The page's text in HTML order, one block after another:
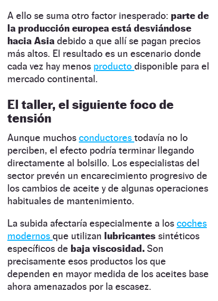
A ello se suma otro factor inesperado: parte de
la producción europea está desviándose
hacia Asia debido a que allí se pagan precios
más altos. El resultado es un escenario donde
cada vez hay menos producto disponible para el
mercado continental.
El taller, el siguiente foco de
tensión
Aunque muchos conductores todavía no lo
perciben, el efecto podría terminar llegando
directamente al bolsillo. Los especialistas del
sector prevén un encarecimiento progresivo de
los cambios de aceite y de algunas operaciones
habituales de mantenimiento.
La subida afectaría especialmente a los coches
modernos que utilizan lubricantes sintéticos
específicos de baja viscosidad. Son
precisamente esos productos los que
dependen en mayor medida de los aceites base
ahora amenazados por la escasez.